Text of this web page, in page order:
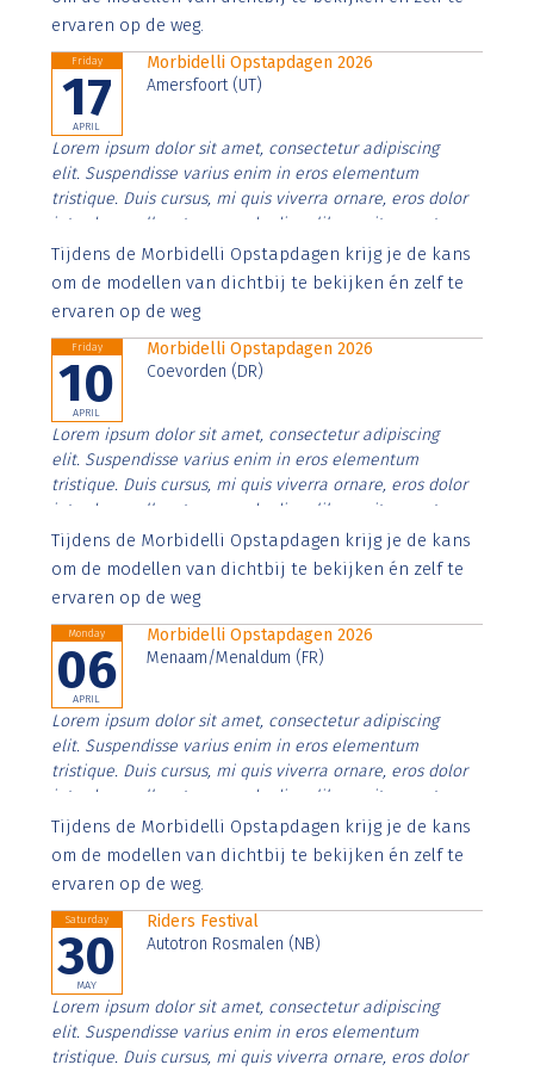
ervaren op de weg.
Friday
17
APRIL
Morbidelli Opstapdagen 2026
Amersfoort (UT)
Lorem ipsum dolor sit amet, consectetur adipiscing
elit. Suspendisse varius enim in eros elementum
tristique. Duis cursus, mi quis viverra ornare, eros dolor
interdum nulla, ut commodo diam libero vitae erat.
Aenean faucibus nibh et justo cursus id rutrum lorem
imperdiet. Nunc ut sem vitae risus tristique posuere.
Tijdens de Morbidelli Opstapdagen krijg je de kans
om de modellen van dichtbij te bekijken én zelf te
ervaren op de weg
Friday
10
APRIL
Morbidelli Opstapdagen 2026
Coevorden (DR)
Lorem ipsum dolor sit amet, consectetur adipiscing
elit. Suspendisse varius enim in eros elementum
tristique. Duis cursus, mi quis viverra ornare, eros dolor
interdum nulla, ut commodo diam libero vitae erat.
Aenean faucibus nibh et justo cursus id rutrum lorem
imperdiet. Nunc ut sem vitae risus tristique posuere.
Tijdens de Morbidelli Opstapdagen krijg je de kans
om de modellen van dichtbij te bekijken én zelf te
ervaren op de weg
Monday
06
APRIL
Morbidelli Opstapdagen 2026
Menaam/Menaldum (FR)
Lorem ipsum dolor sit amet, consectetur adipiscing
elit. Suspendisse varius enim in eros elementum
tristique. Duis cursus, mi quis viverra ornare, eros dolor
interdum nulla, ut commodo diam libero vitae erat.
Aenean faucibus nibh et justo cursus id rutrum lorem
imperdiet. Nunc ut sem vitae risus tristique posuere.
Tijdens de Morbidelli Opstapdagen krijg je de kans
om de modellen van dichtbij te bekijken én zelf te
ervaren op de weg.
Saturday
30
MAY
Riders Festival
Autotron Rosmalen (NB)
Lorem ipsum dolor sit amet, consectetur adipiscing
elit. Suspendisse varius enim in eros elementum
tristique. Duis cursus, mi quis viverra ornare, eros dolor